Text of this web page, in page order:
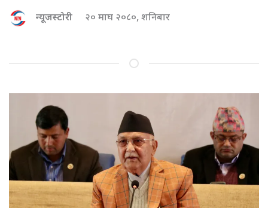
न्यूजस्टोरी २० माघ २०८०, शनिबार